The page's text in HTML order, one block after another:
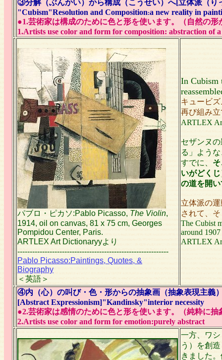
③分解（ぶんかい）から構成（こうせい）へ[立体派（り
"Cubism"Resolution and Composition:a new reality in
●1.芸術家は構成のために色と形を使います。（自然の形
1.Artists use color and form for composition: abstraction of
パブロ・ピカソ:Pablo Picasso, The Violin,
1914, oil on canvas, 81 x 75 cm, Georges
Pompidou Center, Paris.
ARTLEX Art Dictionaryyより
-------------------------------------------------------------
Pablo Picasso:Paintings, Quotes, &
Biography
＜英語＞
In Cubism
キュービ
再び組み
ARTLEX
セザンヌ
る」よう
すでに、
いがどく
の道を開
立体派の
されて、
The Cubist
around
ARTLEX
④内（心）の叫び・色・形からの抽象画（抽象表現主義
[Abstract Expressionism]"Kandinsky"interior necessity
●2.芸術家は感情のために色と形を使います。（純粋に抽
2.Artists use color and form for emotion:purely abstract
一方、ワ
う）を創
きました